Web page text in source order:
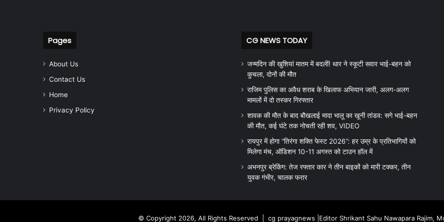
Pages
About Us
Contact Us
Home
Privacy Policy
CG NEWS TODAY
जन्मदिन की खुशियां मातम में बदलीं! थार ने स्कूटी सवार भाई-बहन को
कुचला, दोनों की मौत
राजिम पुलिस का अवैध शराब के खिलाफ अभियान जारी, अलग-अलग
मामलों में दो तस्कर गिरफ्तार
शावक की मौत के बाद बौखलाई मादा भालू का खूनी तांडव: सगे भाई-बहन
की मौत, कई घंटे तक नोचती रही शव, VIDEO
रायपुर में होगा “तिरंगा शक्ति फेस्ट 2026”: हर उम्र के प्रतिभागियों को
मिलेगा मंच, ऑडिशन 10-11 अगस्त को टाउन हॉल में
अभनपुर ब्रेकिंग: तेज रफ्तार कार ने तीन बाइकों को मारी टक्कर, तीन
युवक गंभीर, चालक फरार
© Copyright 2026, All Rights Reserved | cg prayagnews |Editor Shrikant Sahu Nawapara Rajim,